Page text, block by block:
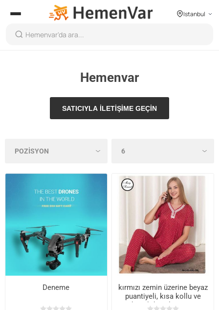
Istanbul
Hemenvar
SATICIYLA ILETIŞIME GEÇIN
Deneme
kırmızı zemin üzerine beyaz
puantiyeli, kısa kollu ve
dantel detaylı pijama